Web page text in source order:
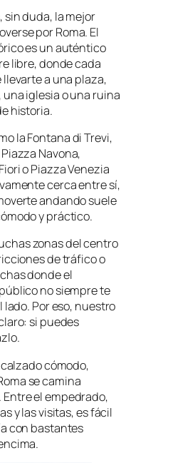
sin duda, la mejor
por Roma. El
es un auténtico
libre, donde cada
a una plaza,
iglesia o una ruina
historia.
la Fontana di Trevi,
Navona,
o Piazza Venezia
cerca entre sí,
andando suele
y práctico.
zonas del centro
de tráfico o
donde el
no siempre te
lado. Por eso, nuestro
si puedes
calzado cómodo,
se camina
el empedrado,
y las visitas, es fácil
con bastantes